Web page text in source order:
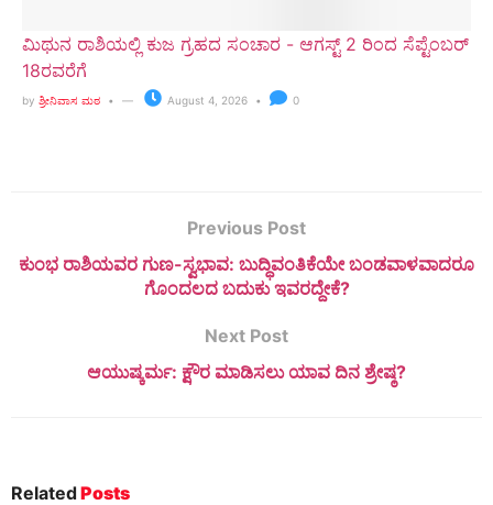
ಮಿಥುನ ರಾಶಿಯಲ್ಲಿ ಕುಜ ಗ್ರಹದ ಸಂಚಾರ - ಆಗಸ್ಟ್ 2 ರಿಂದ ಸೆಪ್ಟೆಂಬರ್
18ರವರೆಗೆ
by ಶ್ರೀನಿವಾಸ ಮಠ August 4, 2026 0
Previous Post
ಕುಂಭ ರಾಶಿಯವರ ಗುಣ-ಸ್ವಭಾವ: ಬುದ್ಧಿವಂತಿಕೆಯೇ ಬಂಡವಾಳವಾದರೂ
ಗೊಂದಲದ ಬದುಕು ಇವರದ್ದೇಕೆ?
Next Post
ಆಯುಷ್ಕರ್ಮ: ಕ್ಷೌರ ಮಾಡಿಸಲು ಯಾವ ದಿನ ಶ್ರೇಷ್ಠ?
RelatedPosts